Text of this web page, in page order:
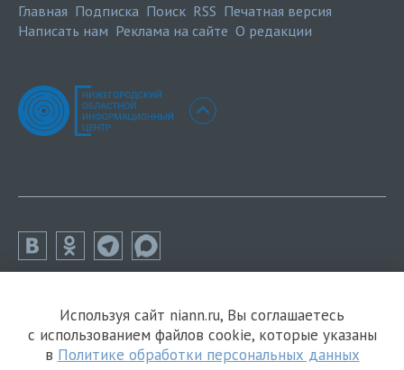
Главная Подписка Поиск RSS Печатная версия
Написать нам Реклама на сайте О редакции
Используя сайт niann.ru, Вы соглашаетесь
с использованием файлов cookie, которые указаны
в Политике обработки персональных данных